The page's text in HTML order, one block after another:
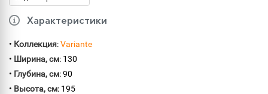
Характеристики
• Коллекция:Variante
• Ширина, см: 130
• Глубина, см: 90
• Высота, см: 195